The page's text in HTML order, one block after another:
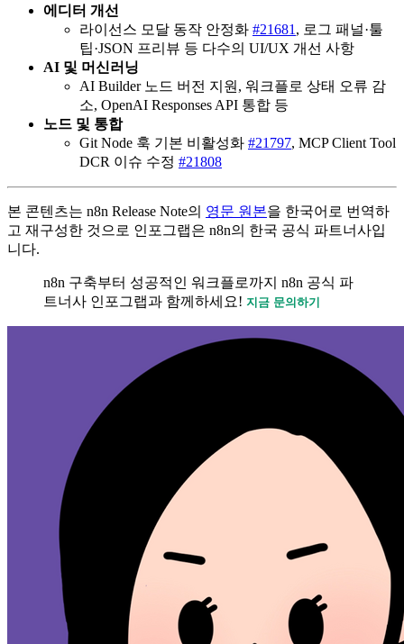
에디터 개선
라이선스 모달 동작 안정화 #21681 , 로그 패널·툴
팁·JSON 프리뷰 등 다수의 UI/UX 개선 사항
AI 및 머신러닝
AI Builder 노드 버전 지원, 워크플로 상태 오류 감
소, OpenAI Responses API 통합 등
노드 및 통합
Git Node 훅 기본 비활성화 #21797, MCP Client Tool
DCR 이슈 수정 #21808
본 콘텐츠는 n8n Release Note의 영문 원본을 한국어로 번역하
고 재구성한 것으로 인포그랩은 n8n의 한국 공식 파트너사입
니다.
n8n 구축부터 성공적인 워크플로까지 n8n 공식 파
트너사 인포그랩과 함께하세요! 지금 문의하기